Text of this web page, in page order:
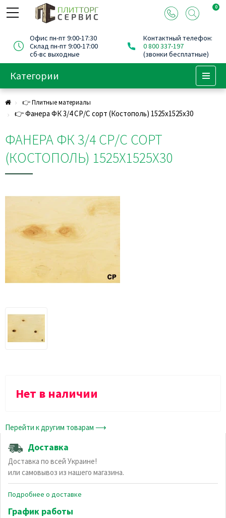
0
Офис пн-пт 9:00-17:30
Склад пн-пт 9:00-17:00
сб-вс выходные
Контактный телефон:
0 800 337-197
(звонки бесплатные)
Категории
👉 Плитные материалы
👉 Фанера ФК 3/4 СР/С сорт (Костополь) 1525х1525х30
ФАНЕРА ФК 3/4 СР/С СОРТ
(КОСТОПОЛЬ) 1525Х1525Х30
Нет в наличии
Перейти к другим товарам ⟶
Доставка
Доставка по всей Украине!
или самовывоз из нашего магазина.
Подробнее о доставке
График работы